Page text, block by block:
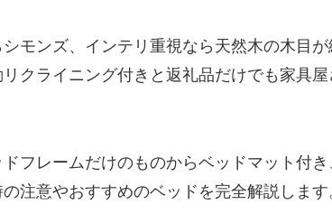
モンズ、インテリ重視なら天然木の木目
クライニング付きと返礼品だけでも家具
ドフレームだけのものからベッドマット付
注意やおすすめのベッドを完全解説します